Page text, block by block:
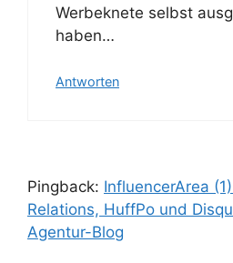
Werbeknete selbst
haben…
Antworten
Pingback: InfluencerArea
Relations, HuffPo und
Agentur-Blog